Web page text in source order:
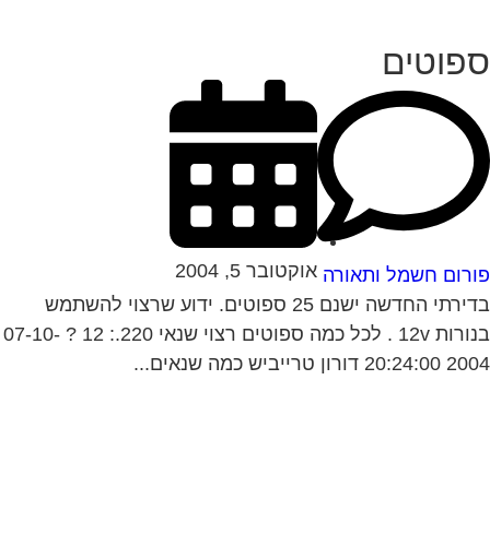
חשמל ותאורה אוקטובר 5, 2004
בדירתי החדשה ישנם 25 ספוטים. ידוע שרצוי להשתמש
בנורות 12v . לכל כמה ספוטים רצוי שנאי 220.: 12 ? 07-10-
דורון טרייביש כמה שנאים...